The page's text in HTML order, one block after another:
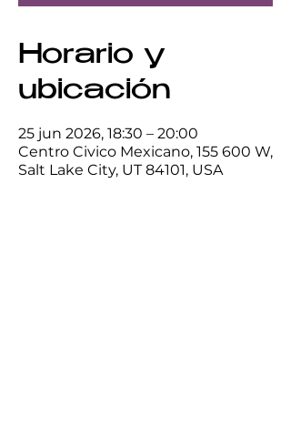
Horario y
ubicación
25 jun 2026, 18:30 – 20:00
Centro Civico Mexicano, 155 600 W,
Salt Lake City, UT 84101, USA